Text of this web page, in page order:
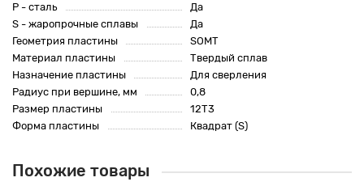
P - сталь
Да
S - жаропрочные сплавы
Да
Геометрия пластины
SOMT
Материал пластины
Твердый сплав
Назначение пластины
Для сверления
Радиус при вершине, мм
0,8
Размер пластины
12T3
Форма пластины
Квадрат (S)
Похожие товары